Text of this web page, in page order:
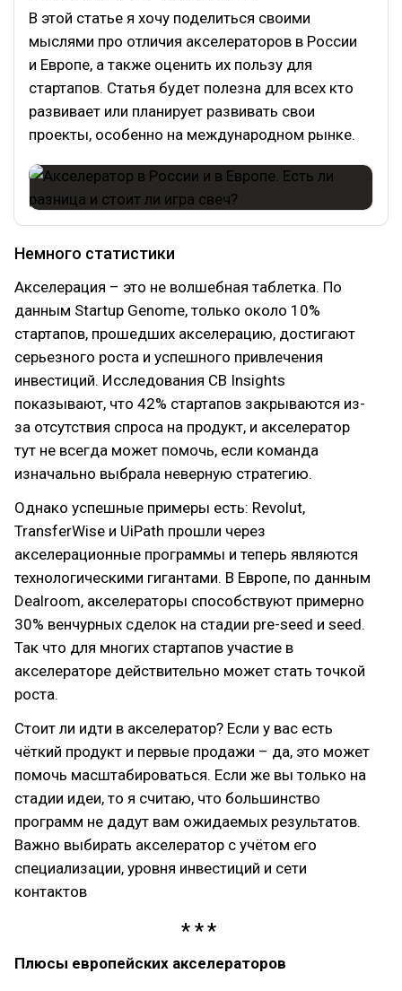
В этой статье я хочу поделиться своими
мыслями про отличия акселераторов в России
и Европе, а также оценить их пользу для
стартапов. Статья будет полезна для всех кто
развивает или планирует развивать свои
проекты, особенно на международном рынке.
Немного статистики
Акселерация – это не волшебная таблетка. По
данным Startup Genome, только около 10%
стартапов, прошедших акселерацию, достигают
серьезного роста и успешного привлечения
инвестиций. Исследования CB Insights
показывают, что 42% стартапов закрываются из-
за отсутствия спроса на продукт, и акселератор
тут не всегда может помочь, если команда
изначально выбрала неверную стратегию.
Однако успешные примеры есть: Revolut,
TransferWise и UiPath прошли через
акселерационные программы и теперь являются
технологическими гигантами. В Европе, по данным
Dealroom, акселераторы способствуют примерно
30% венчурных сделок на стадии pre-seed и seed.
Так что для многих стартапов участие в
акселераторе действительно может стать точкой
роста.
Стоит ли идти в акселератор? Если у вас есть
чёткий продукт и первые продажи – да, это может
помочь масштабироваться. Если же вы только на
стадии идеи, то я считаю, что большинство
программ не дадут вам ожидаемых результатов.
Важно выбирать акселератор с учётом его
специализации, уровня инвестиций и сети
контактов
Плюсы европейских акселераторов